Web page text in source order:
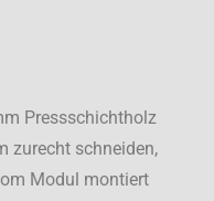
Pressschichtholz
zurecht schneiden,
Modul montiert